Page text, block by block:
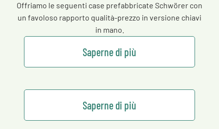
Offriamo le seguenti case prefabbricate Schwörer con
un favoloso rapporto qualità-prezzo in versione chiavi
in mano.
Saperne di più
Saperne di più